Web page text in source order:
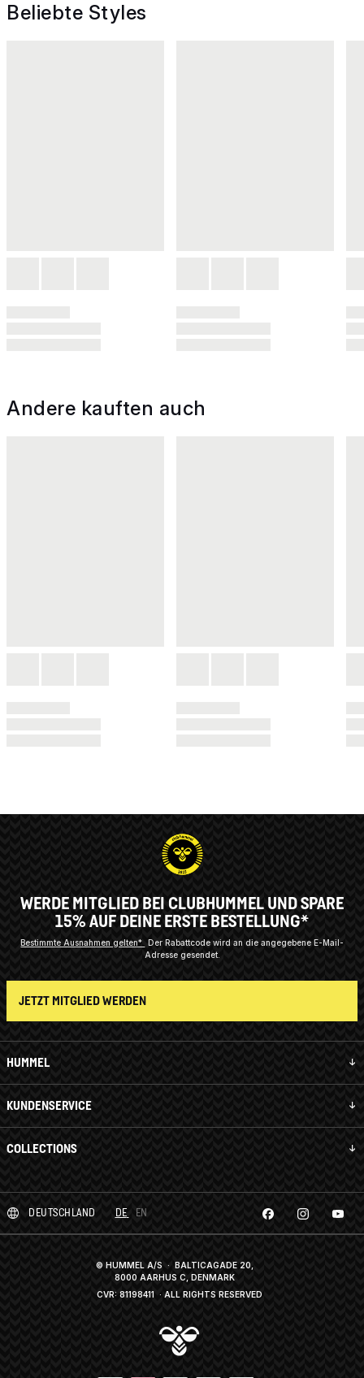
Beliebte Styles
Andere kauften auch
HUMMEL
KUNDENSERVICE
COLLECTIONS
WERDE MITGLIED BEI CLUBHUMMEL UND SPARE
15% AUF DEINE ERSTE BESTELLUNG*
Bestimmte Ausnahmen gelten* Der Rabattcode wird an die angegebene E-Mail-
Adresse gesendet.
JETZT MITGLIED WERDEN
DEUTSCHLAND DE EN
© HUMMEL A/S · BALTICAGADE 20,
8000 AARHUS C, DENMARK
CVR: 81198411 · ALL RIGHTS RESERVED